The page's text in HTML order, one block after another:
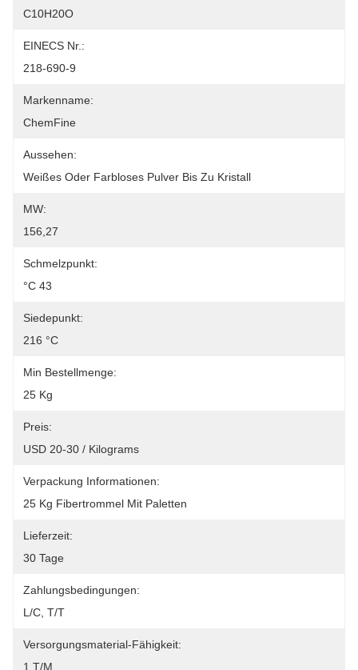
C10H20O
EINECS Nr.:
218-690-9
Markenname:
ChemFine
Aussehen:
Weißes Oder Farbloses Pulver Bis Zu Kristall
MW:
156,27
Schmelzpunkt:
°C 43
Siedepunkt:
216 °C
Min Bestellmenge:
25 Kg
Preis:
USD 20-30 / Kilograms
Verpackung Informationen:
25 Kg Fibertrommel Mit Paletten
Lieferzeit:
30 Tage
Zahlungsbedingungen:
L/C, T/T
Versorgungsmaterial-Fähigkeit:
1 T/M